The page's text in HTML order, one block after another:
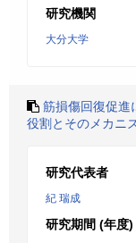
研究機関
大分大学
筋損傷回復促進
役割とそのメカニ
研究代表者
紀 瑞成
研究期間 (年度)